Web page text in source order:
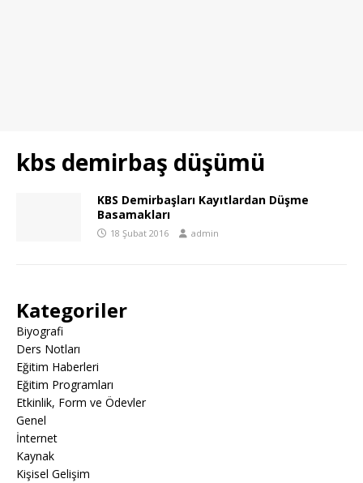
kbs demirbaş düşümü
KBS Demirbaşları Kayıtlardan Düşme
Basamakları
18 Şubat 2016 admin
Kategoriler
Biyografi
Ders Notları
Eğitim Haberleri
Eğitim Programları
Etkinlik, Form ve Ödevler
Genel
İnternet
Kaynak
Kişisel Gelişim